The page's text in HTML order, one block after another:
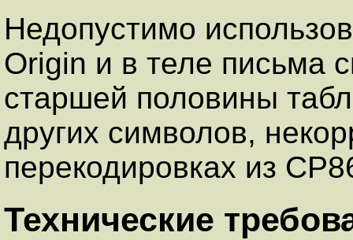
Hедопустимо
Origin и в теле письма
старшей половины
других символов,
перекодировках из
Технические